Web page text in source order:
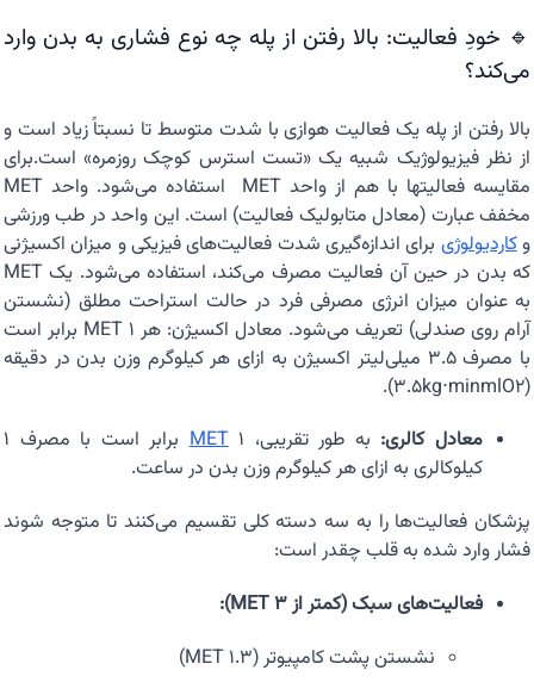
🔹 خودِ فعالیت: بالا رفتن از پله چه نوع فشاری به بدن وارد
می‌کند؟
بالا رفتن از پله یک فعالیت هوازی با شدت متوسط تا نسبتاً زیاد است و
از نظر فیزیولوژیک شبیه یک «تست استرس کوچک روزمره» است.برای
مقایسه فعالیتها با هم از واحد MET استفاده می‌شود. واحد MET
مخفف عبارت (معادل متابولیک فعالیت) است. این واحد در طب ورزشی
وکاردیولوژی برای اندازه‌گیری شدت فعالیت‌های فیزیکی و میزان اکسیژنی
که بدن در حین آن فعالیت مصرف می‌کند، استفاده می‌شود. یک MET
به عنوان میزان انرژی مصرفی فرد در حالت استراحت مطلق (نشستن
آرام روی صندلی) تعریف می‌شود. معادل اکسیژن: هر ۱ MET برابر است
با مصرف ۳.۵ میلی‌لیتر اکسیژن به ازای هر کیلوگرم وزن بدن در دقیقه
(
۳.۵kg⋅minmlO۲
).
معادل کالری: به طور تقریبی، ۱ MET
برابر است با مصرف ۱
کیلوکالری به ازای هر کیلوگرم وزن بدن در ساعت.
پزشکان فعالیت‌ها را به سه دسته کلی تقسیم می‌کنند تا متوجه شوند
فشار وارد شده به قلب چقدر است:
فعالیت‌های سبک (کمتر از ۳ MET):
نشستن پشت کامپیوتر (۱.۳ MET)